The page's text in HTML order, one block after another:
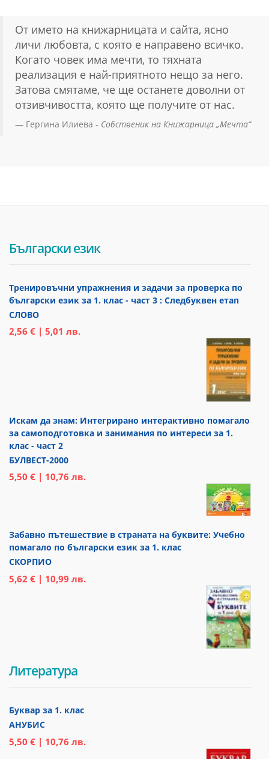
От името на книжарницата и сайта, ясно
личи любовта, с която е направено всичко.
Когато човек има мечти, то тяхната
реализация е най-приятното нещо за него.
Затова смятаме, че ще останете доволни от
отзивчивостта, която ще получите от нас.
Гергина Илиева - Собственик на Книжарница „Мечта“
Български език
Тренировъчни упражнения и задачи за проверка по
български език за 1. клас - част 3 : Следбуквен етап
СЛОВО
2,56 € | 5,01 лв.
Искам да знам: Интегрирано интерактивно помагало
за самоподготовка и занимания по интереси за 1.
клас - част 2
БУЛВЕСТ-2000
5,50 € | 10,76 лв.
Забавно пътешествие в страната на буквите: Учебно
помагало по български език за 1. клас
СКОРПИО
5,62 € | 10,99 лв.
Литература
Буквар за 1. клас
АНУБИС
5,50 € | 10,76 лв.